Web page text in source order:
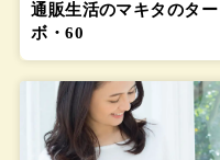
通販生活のマキタのター
ボ・60